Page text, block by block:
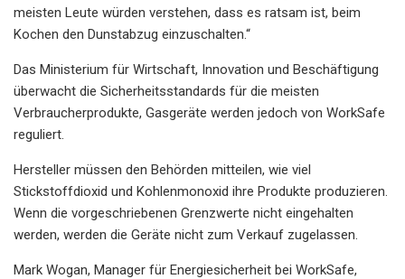
meisten Leute würden verstehen, dass es ratsam ist, beim
Kochen den Dunstabzug einzuschalten.“
Das Ministerium für Wirtschaft, Innovation und Beschäftigung
überwacht die Sicherheitsstandards für die meisten
Verbraucherprodukte, Gasgeräte werden jedoch von WorkSafe
reguliert.
Hersteller müssen den Behörden mitteilen, wie viel
Stickstoffdioxid und Kohlenmonoxid ihre Produkte produzieren.
Wenn die vorgeschriebenen Grenzwerte nicht eingehalten
werden, werden die Geräte nicht zum Verkauf zugelassen.
Mark Wogan, Manager für Energiesicherheit bei WorkSafe,